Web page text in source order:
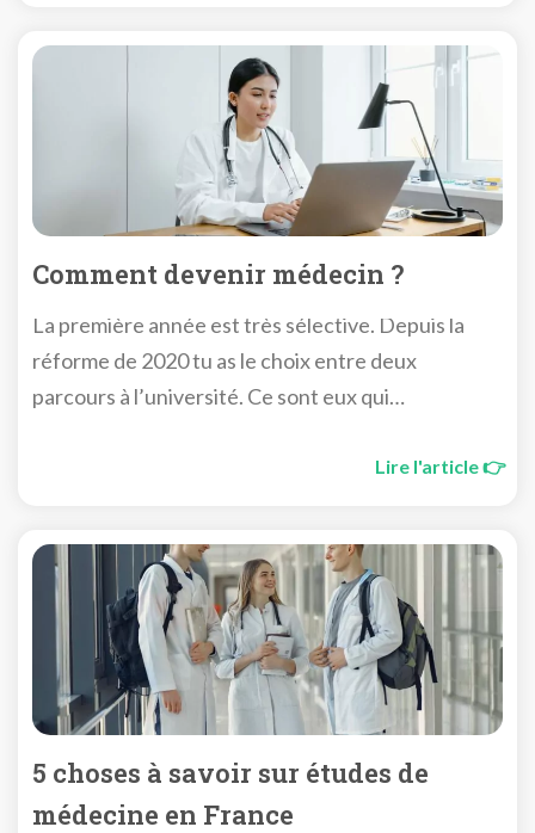
Comment devenir médecin ?
La première année est très sélective. Depuis la
réforme de 2020 tu as le choix entre deux
parcours à l’université. Ce sont eux qui
Lire l'article 👉
5 choses à savoir sur études de
médecine en France